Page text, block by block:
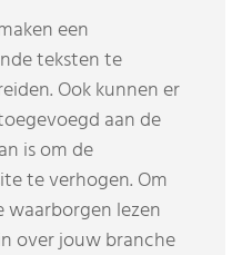
een
teksten te
Ook kunnen er
aan de
is om de
te verhogen. Om
lezen
over jouw branche